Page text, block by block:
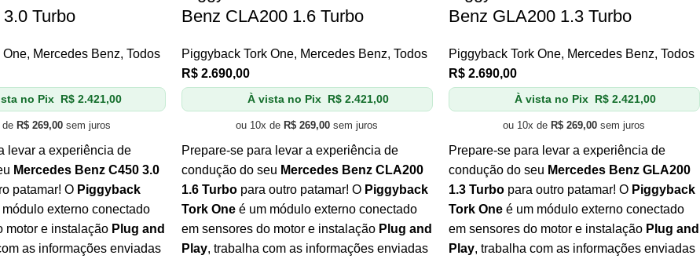
Turbo
One, Mercedes Benz, Todos
no Pix R$2.421,00
de R$ 269,00 sem juros
levar a experiência de
Mercedes Benz C450 3.0
patamar! O Piggyback
externo conectado
motor e instalação Plug and
as informações enviadas
Benz CLA200 1.6 Turbo
Piggyback Tork One, Mercedes Benz, Todos
R$2.690,00
À vista no Pix R$2.421,00
ou 10x de R$ 269,00 sem juros
Prepare-se para levar a experiência de
condução do seu Mercedes Benz CLA200
1.6 Turbo para outro patamar! O Piggyback
Tork Oneé um módulo externo conectado
em sensores do motor e instalação Plug and
Play, trabalha com as informações enviadas
Benz GLA200 1.3 Turbo
Piggyback Tork One, Mercedes Benz, Todos
R$2.690,00
À vista no Pix R$ 2.421,00
ou 10x de R$ 269,00 sem juros
Prepare-se para levar a experiência de
condução do seu Mercedes Benz GLA200
1.3 Turbo para outro patamar! O Piggyback
Tork Oneé um módulo externo conectado
em sensores do motor e instalação Plug and
Play, trabalha com as informações enviadas